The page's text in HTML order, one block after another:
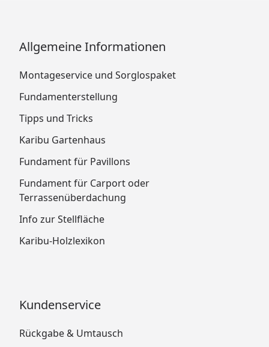
Allgemeine Informationen
Montageservice und Sorglospaket
Fundamenterstellung
Tipps und Tricks
Karibu Gartenhaus
Fundament für Pavillons
Fundament für Carport oder
Terrassenüberdachung
Info zur Stellfläche
Karibu-Holzlexikon
Kundenservice
Rückgabe & Umtausch